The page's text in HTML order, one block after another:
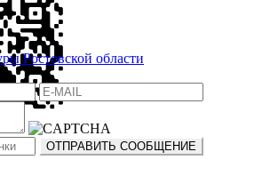
Ростовской области